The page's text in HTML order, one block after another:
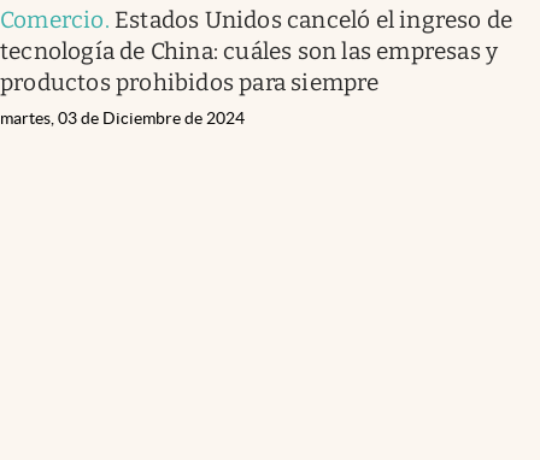
Comercio. Estados Unidos canceló el ingreso de
tecnología de China: cuáles son las empresas y
productos prohibidos para siempre
martes, 03 de Diciembre de 2024